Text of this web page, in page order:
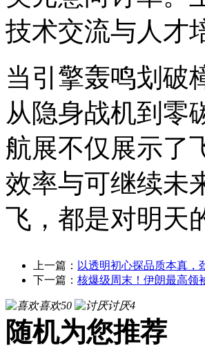
技术交流与人才
当引擎轰鸣划破
从隐身战机到零
航展不仅展示了
效率与可继续
飞，都是对明天
上一篇： 以透明初心探品质本真，
下一篇： 核爆级周末！伊朗最高领
喜欢50 讨厌4
随机为您推荐